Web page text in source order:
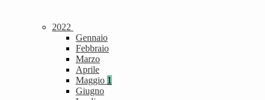
2022
Gennaio
Febbraio
Marzo
Aprile
Maggio 1
Giugno